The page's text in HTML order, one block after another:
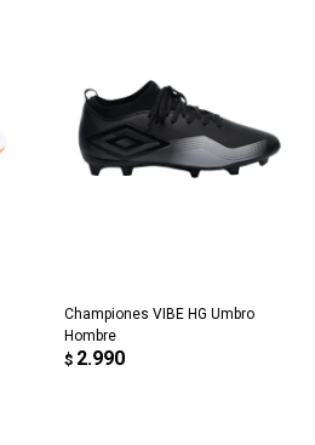
Championes VIBE HG Umbro
Hombre
$ 2.990